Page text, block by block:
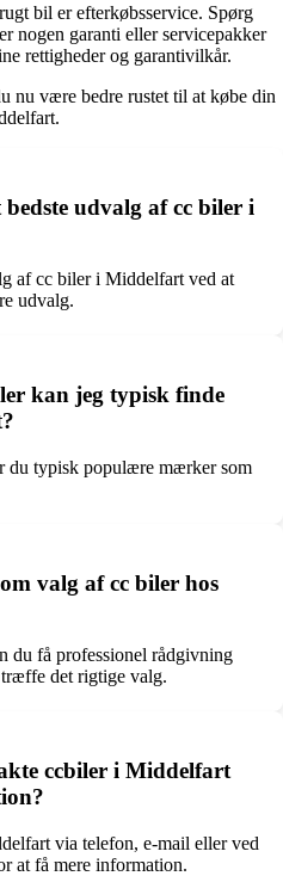
bil er efterkøbsservice. Spørg
nogen garanti eller servicepakker
rettigheder og garantivilkår.
nu være bedre rustet til at købe din
udvalg af cc biler i
af cc biler i Middelfart ved at
udvalg.
kan jeg typisk finde
du typisk populære mærker som
valg af cc biler hos
du få professionel rådgivning
det rigtige valg.
ccbiler i Middelfart
via telefon, e-mail eller ved
at få mere information.